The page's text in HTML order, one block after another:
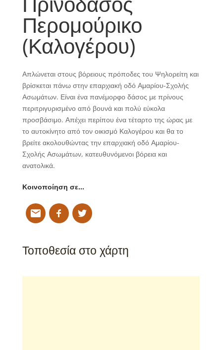
Περομούρικο
(Καλογέρου)
Απλώνεται στους βόρειους πρόποδες του Ψηλορείτη και
βρίσκεται πάνω στην επαρχιακή οδό Αμαρίου-Σχολής
Ασωμάτων. Είναι ένα πανέμορφο δάσος με πρίνους
περιτριγυρισμένο από βουνά και πολύ εύκολα
προσβάσιμο. Απέχει περίπου ένα τέταρτο της ώρας με
το αυτοκίνητο από τον οικισμό Καλογέρου και θα το
βρείτε ακολουθώντας την επαρχιακή οδό Αμαρίου-
Σχολής Ασωμάτων, κατευθυνόμενοι βόρεια και
ανατολικά.
Κοινοποίηση σε…
Τοποθεσία στο χάρτη